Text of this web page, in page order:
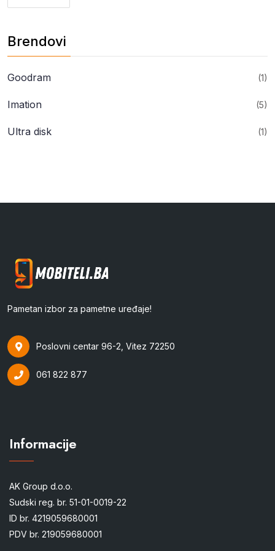
Brendovi
Goodram (1)
Imation (5)
Ultra disk (1)
Pametan izbor za pametne uređaje!
Poslovni centar 96-2, Vitez 72250
061 822 877
Informacije
AK Group d.o.o.
Sudski reg. br. 51-01-0019-22
ID br. 4219059680001
PDV br. 219059680001